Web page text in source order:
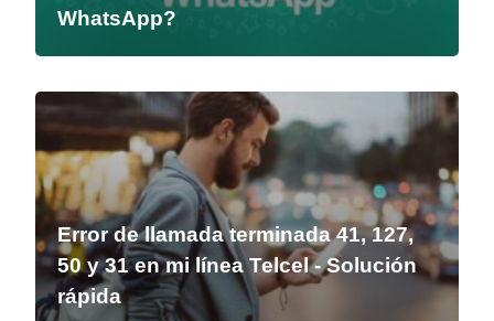
WhatsApp?
Error de llamada terminada 41, 127,
50 y 31 en mi línea Telcel - Solución
rápida